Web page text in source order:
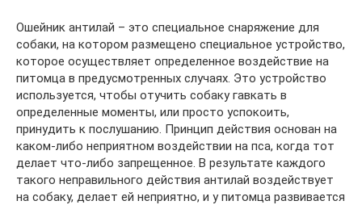
Ошейник антилай – это специальное снаряжение для
собаки, на котором размещено специальное устройство,
которое осуществляет определенное воздействие на
питомца в предусмотренных случаях. Это устройство
используется, чтобы отучить собаку гавкать в
определенные моменты, или просто успокоить,
принудить к послушанию. Принцип действия основан на
каком-либо неприятном воздействии на пса, когда тот
делает что-либо запрещенное. В результате каждого
такого неправильного действия антилай воздействует
на собаку, делает ей неприятно, и у питомца развивается